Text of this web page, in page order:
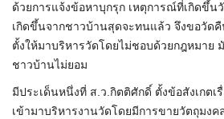
ด้วยการแจ้งข้อหาบุกรุก เหตุการณ์ที่เกิดขึ้น
เกิดขึ้นจากชาวบ้านสุดจะทนแล้ว จึงขอวัดคื
ตั้งให้มาบริหารวัดโดยไม่ชอบด้วยกฎหมาย
ชาวบ้านไม่ยอม
มีประเด็นหนึ่งที่ ส.ว.กิตติศักดิ์ ตั้งข้อสังเกตเ
เข้ามาบริหารงานวัดโดยมีการขายวัตถุมงค